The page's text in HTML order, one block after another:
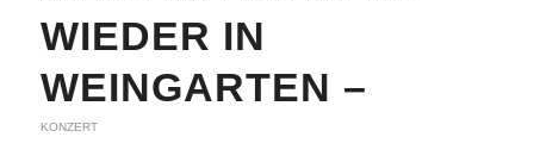
WIEDER IN
WEINGARTEN –
KONZERT